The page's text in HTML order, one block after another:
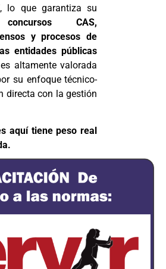
, lo que garantiza su
CAS,
y procesos de
entidades públicas
altamente valorada
su enfoque técnico-
directa con la gestión
aquí tiene peso real